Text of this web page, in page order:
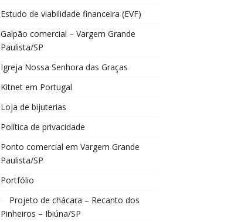
Estudo de viabilidade financeira (EVF)
Galpão comercial – Vargem Grande
Paulista/SP
Igreja Nossa Senhora das Graças
Kitnet em Portugal
Loja de bijuterias
Política de privacidade
Ponto comercial em Vargem Grande
Paulista/SP
Portfólio
Projeto de chácara – Recanto dos
Pinheiros – Ibiúna/SP